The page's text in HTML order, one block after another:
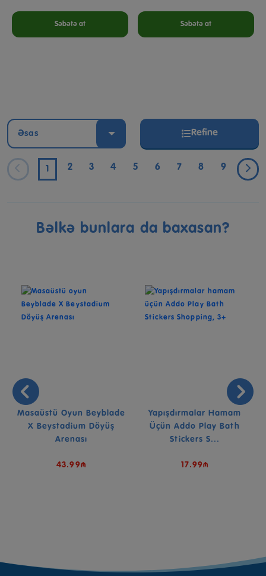
Səbətə at Səbətə at
Əsas Refine
1 2 3 4 5 6 7 8 9
Bəlkə bunlara da baxasan?
Masaüstü Oyun Beyblade
X Beystadium Döyüş
Arenası
43.99₼
Yapışdırmalar Hamam
Üçün Addo Play Bath
Stickers S...
17.99₼